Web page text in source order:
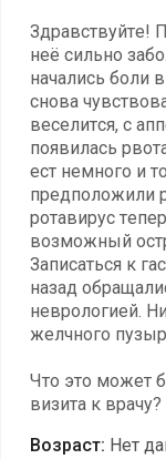
Здравствуйте!
неё сильно
начались боли
снова
веселится, с
появилась
ест немного и
предположили
ротавирус
возможный
Записаться к
назад
неврологией.
желчного
Что это может
визита к врачу?
Возраст: Нет